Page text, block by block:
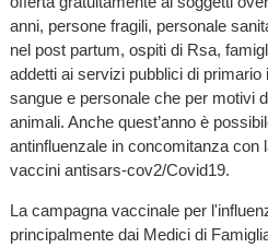
anni, persone fragili, personale
nel post partum, ospiti di Rsa,
addetti ai servizi pubblici di
sangue e personale che per motivi
animali. Anche quest’anno è
antinfluenzale in concomitanza con
vaccini antisars-cov2/Covid19.
La campagna vaccinale per
principalmente dai Medici di